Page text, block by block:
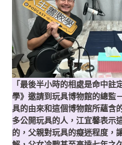
「最後半小時的相處是命中註
學》邀請到玩具博物館的總監
具的由來和這個博物館所蘊含
多公開玩具的人，江宜馨表示
的，父親對玩具的癡迷程度，